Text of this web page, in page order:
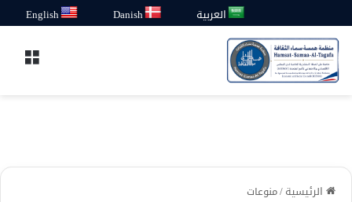
العربية Danish
English
الرئيسية/منوعات